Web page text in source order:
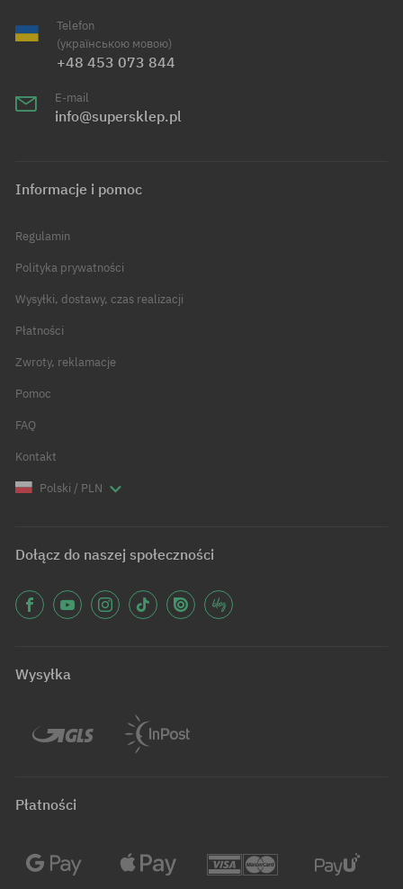
Telefon
(українською мовою)
+48 453 073 844
E-mail
info@supersklep.pl
Informacje i pomoc
Regulamin
Polityka prywatności
Wysyłki, dostawy, czas realizacji
Płatności
Zwroty, reklamacje
Pomoc
FAQ
Kontakt
Polski / PLN
Dołącz do naszej społeczności
Wysyłka
Płatności